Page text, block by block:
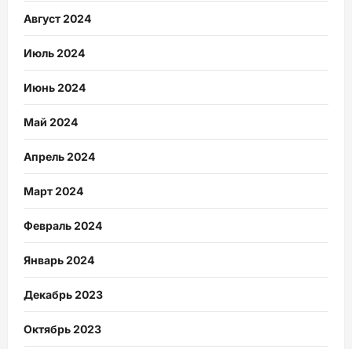
Август 2024
Июль 2024
Июнь 2024
Май 2024
Апрель 2024
Март 2024
Февраль 2024
Январь 2024
Декабрь 2023
Октябрь 2023